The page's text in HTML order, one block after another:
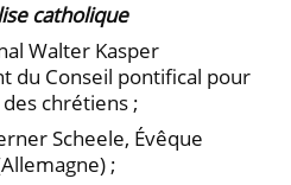
catholique
Walter Kasper
du Conseil pontifical pour
chrétiens ;
Scheele, Évêque
;